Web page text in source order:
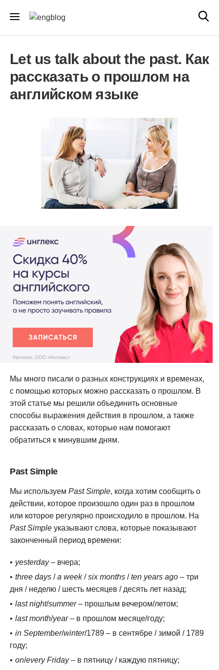
Let us talk about the past. Как
рассказать о прошлом на
английском языке
Мы много писали о разных конструкциях и временах,
с помощью которых можно рассказать о прошлом. В
этой статье мы решили объединить основные
способы выражения действия в прошлом, а также
рассказать о словах, которые нам помогают
обратиться к минувшим дням.
Past Simple
Мы используем Past Simple, когда хотим сообщить о
действии, которое произошло один раз в прошлом
или которое регулярно происходило в прошлом. На
Past Simple указывают слова, которые показывают
законченный период времени:
yesterday– вчера;
three days /a week/six months /ten years ago – три
дня / неделю / шесть месяцев / десять лет назад;
last night/summer– прошлым вечером/летом;
last month/year– в прошлом месяце/году;
in September/winter/1789 – в сентябре / зимой / 1789
году;
on/every Friday– в пятницу / каждую пятницу;